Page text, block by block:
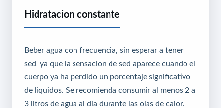
Hidratacion constante
Beber agua con frecuencia, sin esperar a tener
sed, ya que la sensacion de sed aparece cuando el
cuerpo ya ha perdido un porcentaje significativo
de liquidos. Se recomienda consumir al menos 2 a
3 litros de agua al dia durante las olas de calor.